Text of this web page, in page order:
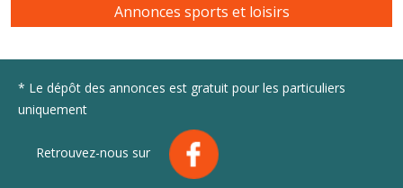
Annonces sports et loisirs
* Le dépôt des annonces est gratuit pour les particuliers
uniquement
Retrouvez-nous sur